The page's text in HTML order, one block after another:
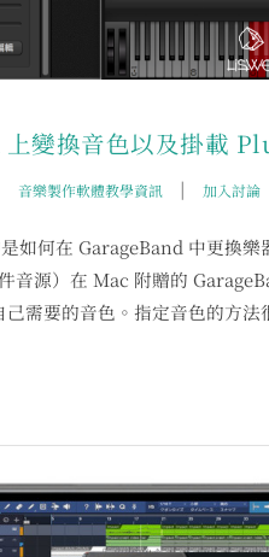
變換音色以及掛載
音樂製作軟體教學資訊 | 加入討論
如何在 GarageBand 中更換
音源）在 Mac 附贈的
要的音色。指定音色的方法